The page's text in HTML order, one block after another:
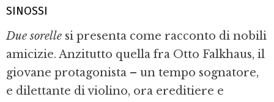
SINOSSI
Due sorelle si presenta come racconto di nobili
amicizie. Anzitutto quella fra Otto Falkhaus, il
giovane protagonista – un tempo sognatore,
e dilettante di violino, ora ereditiere e